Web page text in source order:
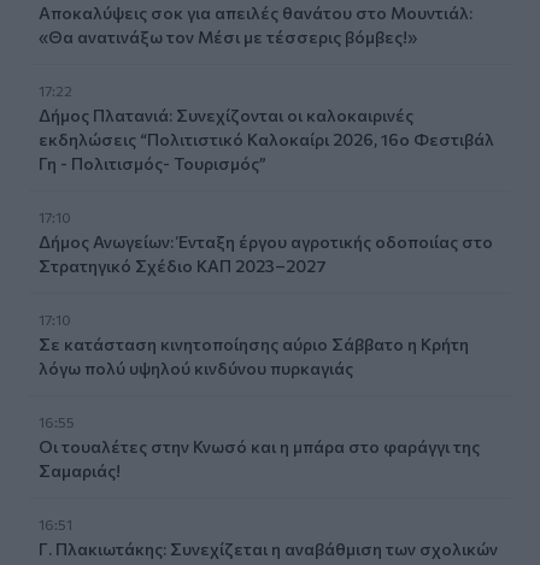
Aποκαλύψεις σοκ για απειλές θανάτου στο Μουντιάλ:
«Θα ανατινάξω τον Μέσι με τέσσερις βόμβες!»
17:22
Δήμος Πλατανιά: Συνεχίζονται οι καλοκαιρινές
εκδηλώσεις “Πολιτιστικό Καλοκαίρι 2026, 16ο Φεστιβάλ
Γη - Πολιτισμός- Τουρισμός”
17:10
Δήμος Ανωγείων: Ένταξη έργου αγροτικής οδοποιίας στο
Στρατηγικό Σχέδιο ΚΑΠ 2023–2027
17:10
Σε κατάσταση κινητοποίησης αύριο Σάββατο η Κρήτη
λόγω πολύ υψηλού κινδύνου πυρκαγιάς
16:55
Οι τουαλέτες στην Κνωσό και η μπάρα στο φαράγγι της
Σαμαριάς!
16:51
Γ. Πλακιωτάκης: Συνεχίζεται η αναβάθμιση των σχολικών